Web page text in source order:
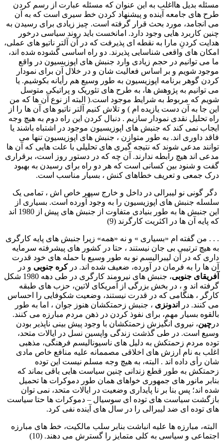
مسئله بدیل هااغلب به این عنوان که مسئله عبارت از رسم کردن
طرح های جامعه آینده و پیشنهاد کردن خط سیری است که به آن
می انجامد، مورد بحث قرار گرفته است. چیز زیادی برای رسیدن به
چنین کاربرد هایی وجود دارد. امانخست باید روند سیاسی درخور
هدایت کردنِ مارا به نقطه ای پذیرفت که در آن آلتر ناتیو های عملی،
امکان های واقعی شناسایی پذیرند. دو راه اساسی گشوده شده اند،
ما می توانیم در حجم زیادی وارد جنبش های اپوزیسیون در واقع
موجود شویم و بر اساس فعالیت شان و در خلال آن برای نمودار
کردن گوهر برنامه اپوزیسیون به طور وسیع هم رأیانه بکوشیم. یا
می توانیم به پژوهش ها، به طرح های تئوریک و پراتیکی متوسل
شویم که مربوط به شرایط موجود است.( البته از نوع آن ها که من
این جا به آن دست یازیده ام ) و تلاش کنیم آلتر ناتیو های آن ها را از
راه تحلیل نقدی نمودار سازیم . دنبال کردن این راه دوم به هیچ وجه
ایجاب نمی کند که جنبش های اپوزیسیون موجود در اشتباه باشند یا
فاقد داوری اند. به طور متوازن ، جنبش های اپوزیسیون تنها می
توانند مدعی شوند که نتیجه گیری های تحلیلی با علت هایی که آن ها
مدعی اند هیچ رابطه ندارند. آن چه که در دستور روز است، برقراری
گفت و شنود بین کسانی است که هر دو راه برای رسیدن به بهبود
درک جمعی و تعریف خطاهای کنش ، بسیار مناسب است.
دگر گونی نو لیبرالی در داخل و خارج سپهر خاص اش ، تمامی یک
سلسله جنبش های اپوزیسیون را به وجود آورده است. بسیاری از
این جنبش ها به طور بنیادی متفاوت از جنبش های پیش از 1980 اند
که پایه آن ها در اکثریت کارگرند (9)
. . . من گفته ام «بسیاری » و نه «همه» زیرا جنبش های پایه کارگری
به هیچ ترتیبی بی جان نیستند ، حتا در کشور های پیشرفته سرمایه
داری که در آن لیبرالیسم نو به طور وسیع با حمله های خود قدرت
آن ها را به فرمان در آورده، ضعیف شده اند. درکره جنوبی و در
آفریقای جنوبی
، جنبش های نیرومند کارگری در طی دهه 1980 شکل
گرفته اند و ، در بخش بزرگی از آمریکای لاتین، حزب های طبقه
کارگر ، هنگامی که در قدرت نیستند، وضعیت شکوفایی را احساس
می کنند. در
اندونزی ، جنبش زحمتکشان هنوز جوان ، اما به طور
بالقوه بسیار مهم، برای نفوذ کردن در ذهن مردم مبارزه می کنند.
در چین، نیروی انگیزش زحمتکشان با وجود پیش بینی ناپذیر بودن
وسیع است. در طی گذشت زندگی واپسین نسل در ایالات متحد،
توده مردم زحمتکش به دلیل های ناسیونالیسم فرهنگی، مذهبی
اغلب به نام ارزش های اخلاقی مصممانه علیه منافع خاص مادی
شان رأی داده اند . البته، به هیچ وجه مسلم نیست این توده
زحمتکش به طور قطع زندانی چنین سیاست هایی باقی بماند که
بنابر مانور های جمهوری خواهای همان طور دموکرات ها تحمیل
شده اند؛ پس بنا بر نا پایداری وضعیت در ایالات متحد، نمی توان
بازگشت سیاست های توده ای سوسیال – دموکرات ها حتا سیاست
های توده ای ضد لیبرالی را در سال های آینده نفی کرد.
البته، مبارزه ها علیه انباشت بنابر سلب مالکیت، خط های مبارزه
اجتماعی و سیاسی به کلی متمایز را گسترش می دهند. (10)